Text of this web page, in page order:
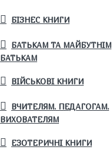
БІЗНЕС КНИГИ
БАТЬКАМ ТА МАЙБУТНІМ
БАТЬКАМ
ВІЙСЬКОВІ КНИГИ
ВЧИТЕЛЯМ. ПЕДАГОГАМ.
ВИХОВАТЕЛЯМ
ЕЗОТЕРИЧНІ КНИГИ